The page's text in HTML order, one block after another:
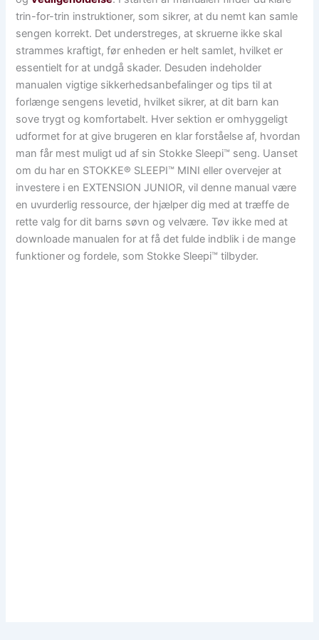
trin-for-trin instruktioner, som sikrer, at du nemt kan samle
sengen korrekt. Det understreges, at skruerne ikke skal
strammes kraftigt, før enheden er helt samlet, hvilket er
essentielt for at undgå skader. Desuden indeholder
manualen vigtige sikkerhedsanbefalinger og tips til at
forlænge sengens levetid, hvilket sikrer, at dit barn kan
sove trygt og komfortabelt. Hver sektion er omhyggeligt
udformet for at give brugeren en klar forståelse af, hvordan
man får mest muligt ud af sin Stokke Sleepi™ seng. Uanset
om du har en STOKKE® SLEEPI™ MINI eller overvejer at
investere i en EXTENSION JUNIOR, vil denne manual være
en uvurderlig ressource, der hjælper dig med at træffe de
rette valg for dit barns søvn og velvære. Tøv ikke med at
downloade manualen for at få det fulde indblik i de mange
funktioner og fordele, som Stokke Sleepi™ tilbyder.